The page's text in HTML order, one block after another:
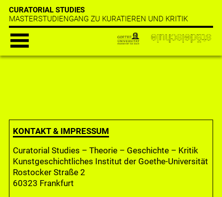
CURATORIAL STUDIES
MASTERSTUDIENGANG ZU KURATIEREN UND KRITIK
KONTAKT & IMPRESSUM
Curatorial Studies – Theorie – Geschichte – Kritik
Kunstgeschichtliches Institut der Goethe-Universität
Rostocker Straße 2
60323 Frankfurt